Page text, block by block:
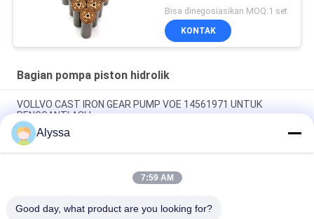
Pompa Hidraulik Pompa
Piston Layanan
Perbaikan Pemeliharaan
Bisa dinegosiasikan MOQ:1 set
KONTAK
Bagian pompa piston hidrolik
VOLLVO CAST IRON GEAR PUMP VOE 14561971 UNTUK
PENGGANTI ASLI
VOLLVO CAST IRON GEAR PUMP VOE 14537295 UNTUK
PENGGANTI ASLI
VOLLVO CAST IRON GEAR PUMP VOE 14782798 UNTUK
Alyssa
7:59 AM
Good day, what product are you looking for?